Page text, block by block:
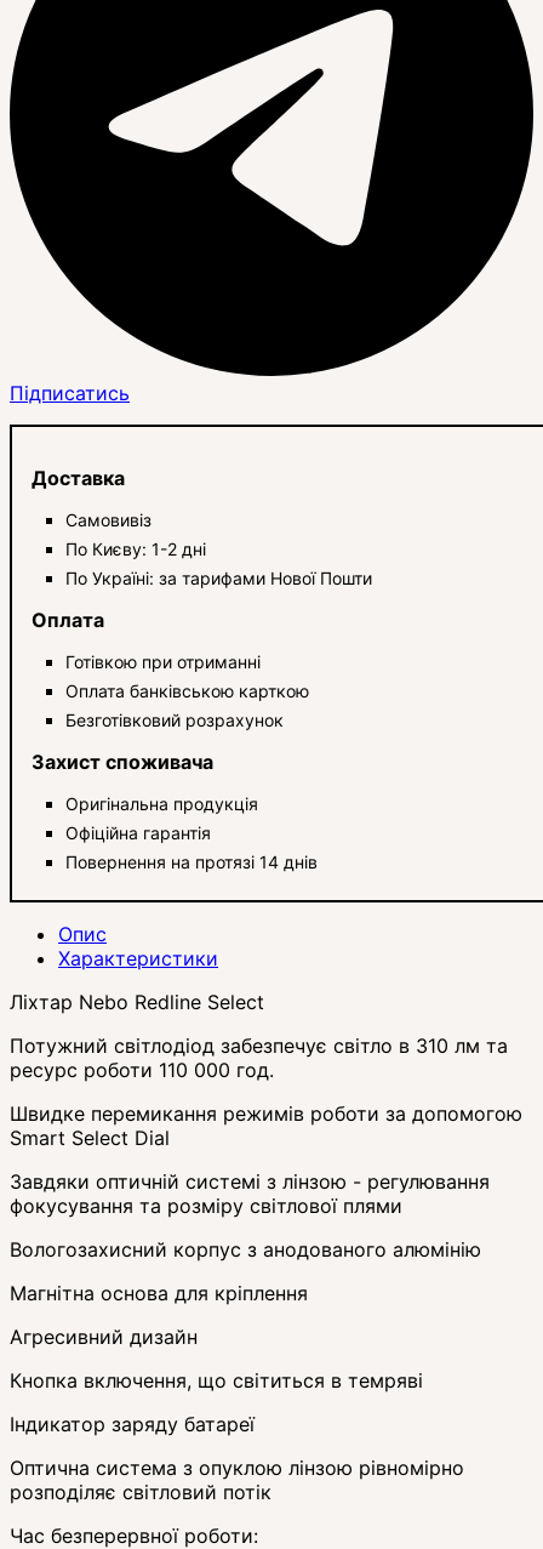
Підписатись
Доставка
Самовивіз
По Києву: 1-2 дні
По Україні: за тарифами Нової Пошти
Оплата
Готівкою при отриманні
Оплата банківською карткою
Безготівковий розрахунок
Захист споживача
Оригінальна продукція
Офіційна гарантія
Повернення на протязі 14 днів
Опис
Характеристики
Ліхтар Nebo Redline Select
Потужний світлодіод забезпечує світло в 310 лм та
ресурс роботи 110 000 год.
Швидке перемикання режимів роботи за допомогою
Smart Select Dial
Завдяки оптичній системі з лінзою - регулювання
фокусування та розміру світлової плями
Вологозахисний корпус з анодованого алюмінію
Магнітна основа для кріплення
Агресивний дизайн
Кнопка включення, що світиться в темряві
Індикатор заряду батареї
Оптична система з опуклою лінзою рівномірно
розподіляє світловий потік
Час безперервної роботи: